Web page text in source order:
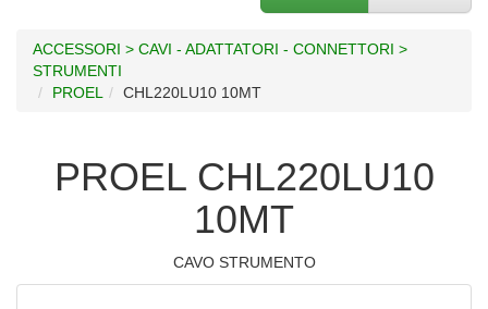
ACCESSORI > CAVI - ADATTATORI - CONNETTORI >
STRUMENTI
PROEL
CHL220LU10 10MT
PROEL CHL220LU10
10MT
CAVO STRUMENTO